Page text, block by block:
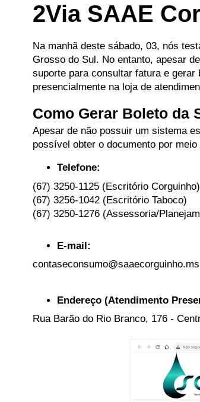
2Via SAAE
Na manhã deste sábado, 03, nós
Grosso do Sul. No entanto, apesar
suporte para consultar fatura e gerar
presencialmente na loja de
Como Gerar Boleto da
Apesar de não possuir um sistema
possível obter o documento por
Telefone:
(67) 3250-1125 (Escritório Corguinho)
(67) 3256-1042 (Escritório Taboco)
(67) 3250-1276 (Assessoria/
E-mail:
Endereço (Atendimento
Rua Barão do Rio Branco, 176 -